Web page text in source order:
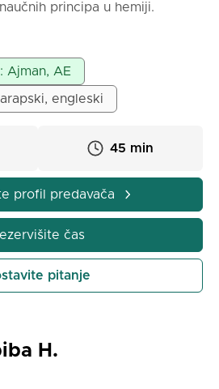
principa u hemiji.
hemijske reakcije i njihove
da bolje razumete hemiju i
Ajman, AE
engleski
45 min
profil predavača
čas
pitanje
H.